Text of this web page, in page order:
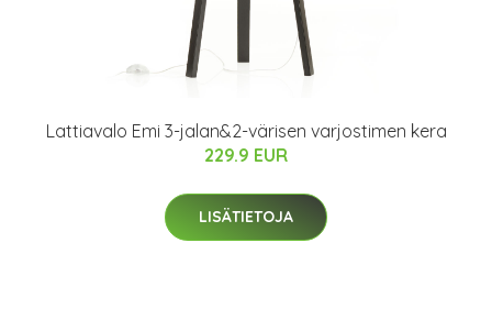
Lattiavalo Emi 3-jalan&2-värisen varjostimen kera
229.9 EUR
LISÄTIETOJA